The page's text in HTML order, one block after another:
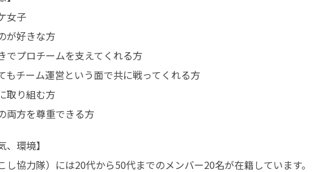
女子
が好きな方
でプロチームを支えてくれる方
もチーム運営という面で共に戦ってくれる方
取り組む方
両方を尊重できる方
、環境】
し協力隊）には20代から50代までのメンバー20名が在籍しています。